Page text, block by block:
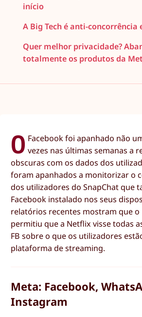
início
A Big Tech é anti-
Quer melhor privacidade?
totalmente os produtos da
O Facebook foi apanhado não
vezes nas últimas semanas a
obscuras com os dados dos
foram apanhados a monitorizar o
dos utilizadores do SnapChat que
Facebook instalado nos seus
relatórios recentes mostram que o
permitiu que a Netflix visse todas
FB sobre o que os utilizadores
plataforma de streaming.
Meta: Facebook,
Instagram